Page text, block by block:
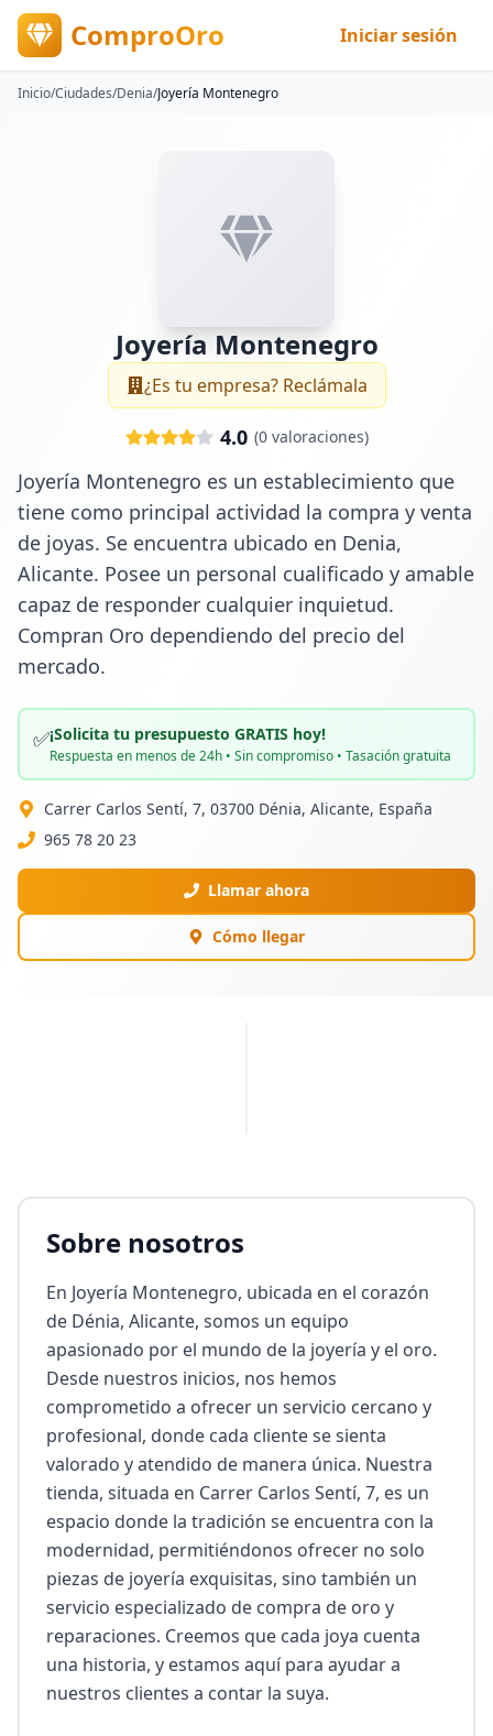
ComproOro Iniciar sesión
Inicio/Ciudades/Denia/Joyería Montenegro
Joyería Montenegro
¿Es tu empresa? Reclámala
4.0 (0valoraciones)
Joyería Montenegro es un establecimiento que
tiene como principal actividad la compra y venta
de joyas. Se encuentra ubicado en Denia,
Alicante. Posee un personal cualificado y amable
capaz de responder cualquier inquietud.
Compran Oro dependiendo del precio del
mercado.
✅¡Solicita tu presupuesto GRATIS hoy!
Respuesta en menos de 24h • Sin compromiso • Tasación gratuita
Carrer Carlos Sentí, 7, 03700 Dénia, Alicante, España
965 78 20 23
Llamar ahora
Cómo llegar
Sobre nosotros
En Joyería Montenegro, ubicada en el corazón
de Dénia, Alicante, somos un equipo
apasionado por el mundo de la joyería y el oro.
Desde nuestros inicios, nos hemos
comprometido a ofrecer un servicio cercano y
profesional, donde cada cliente se sienta
valorado y atendido de manera única. Nuestra
tienda, situada en Carrer Carlos Sentí, 7, es un
espacio donde la tradición se encuentra con la
modernidad, permitiéndonos ofrecer no solo
piezas de joyería exquisitas, sino también un
servicio especializado de compra de oro y
reparaciones. Creemos que cada joya cuenta
una historia, y estamos aquí para ayudar a
nuestros clientes a contar la suya.